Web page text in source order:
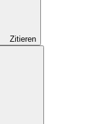
Zitieren